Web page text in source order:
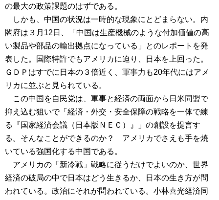
の最大の政策課題のはずである。
しかも、中国の状況は一時的な現象にとどまらない。内
閣府は３月12日、「中国は生産機械のような付加価値の高
い製品や部品の輸出拠点になっている」とのレポートを発
表した。国際特許でもアメリカに迫り、日本を上回った。
ＧＤＰはすでに日本の３倍近く、軍事力も20年代にはアメ
リカに並ぶと見られている。
この中国を自民党は、軍事と経済の両面から日米同盟で
抑え込む狙いで「経済・外交・安全保障の戦略を一体で練
る『国家経済会議（日本版ＮＥＣ）』」の創設を提言す
る。そんなことができるのか？ アメリカでさえも手を焼
いている強国化する中国である。
アメリカの「新冷戦」戦略に従うだけでよいのか、世界
経済の破局の中で日本はどう生きるか、日本の生き方が問
われている。政治にそれが問われている。小林喜光経済同